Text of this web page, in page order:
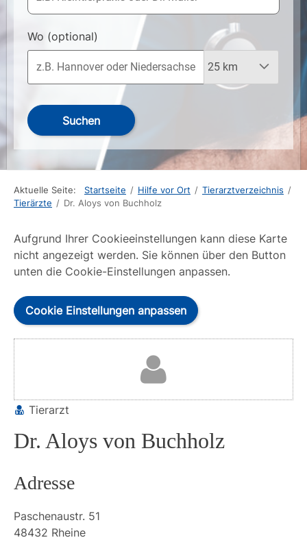
Wo (optional)
Suchen
Aktuelle Seite: Startseite / Hilfe vor Ort / Tierarztverzeichnis /
Tierärzte / Dr. Aloys von Buchholz
Aufgrund Ihrer Cookieeinstellungen kann diese Karte
nicht angezeigt werden. Sie können über den Button
unten die Cookie-Einstellungen anpassen.
Cookie Einstellungen anpassen
Tierarzt
Dr. Aloys von Buchholz
Adresse
Paschenaustr. 51
48432 Rheine